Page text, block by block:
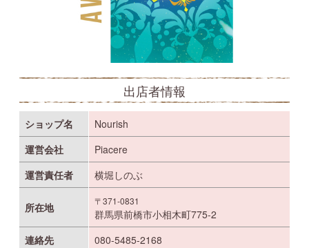
出店者情報
ショップ名
Nourish
運営会社
Piacere
運営責任者
横堀しのぶ
所在地 〒371-0831
群馬県前橋市小相木町775-2
連絡先
080-5485-2168